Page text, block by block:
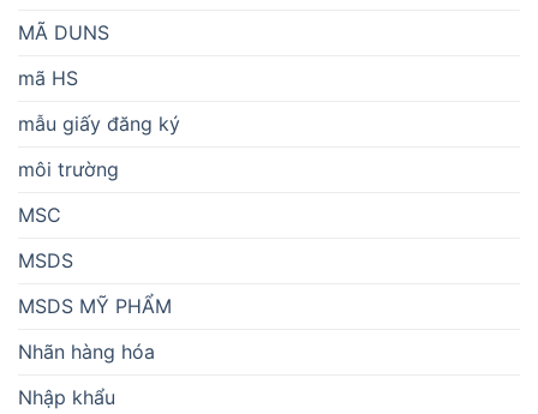
MÃ DUNS
mã HS
mẫu giấy đăng ký
môi trường
MSC
MSDS
MSDS MỸ PHẨM
Nhãn hàng hóa
Nhập khẩu